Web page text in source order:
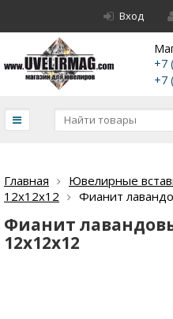
Вход
+7
+7
Главная Ювелирные
12х12х12
Фианит
Фианит
12х12х12